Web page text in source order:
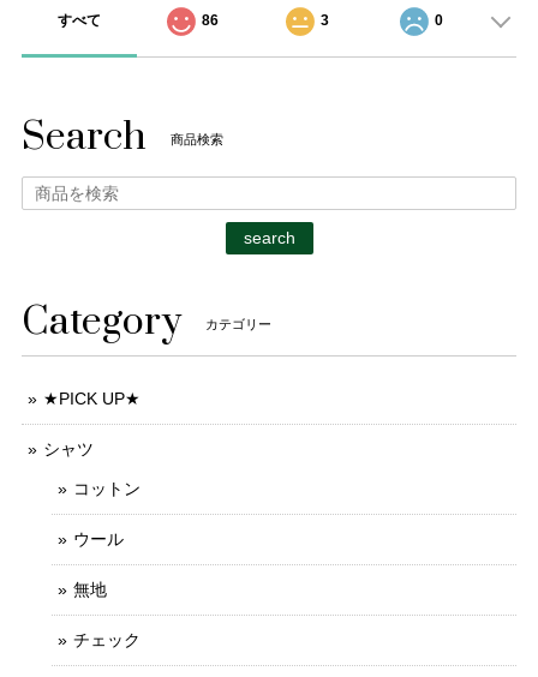
すべて 86 3 0
Search 商品検索
search
Category カテゴリー
★PICK UP★
シャツ
コットン
ウール
無地
チェック